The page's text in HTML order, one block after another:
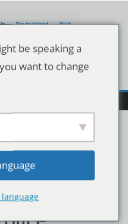
be speaking a
want to change